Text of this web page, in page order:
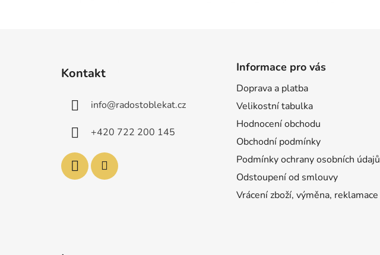
Kontakt
info@radostoblekat.cz
+420 722 200 145
Informace pro vás
Doprava a platba
Velikostní tabulka
Hodnocení obchodu
Obchodní podmínky
Podmínky ochrany osobních údajů
Odstoupení od smlouvy
Vrácení zboží, výměna, reklamace